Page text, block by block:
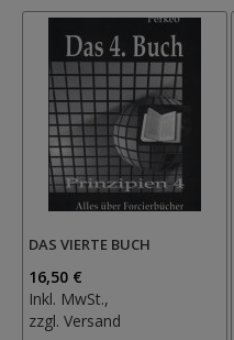
DAS VIERTE BUCH
16,50 €
Inkl. MwSt.,
zzgl. Versand